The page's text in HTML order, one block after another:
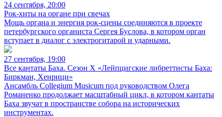
24 сентября, 20:00
Рок-хиты на органе при свечах
Мощь органа и энергия рок-сцены соединяются в проекте
петербургского органиста Сергея Буслова, в котором орган
вступает в диалог с электрогитарой и ударными.
27 сентября, 19:00
Все кантаты Баха. Сезон X «Лейпцигские либреттисты Баха:
Биркман, Хенрици»
Ансамбль Collegium Musicum под руководством Олега
Романенко продолжает масштабный цикл, в котором кантаты
Баха звучат в пространстве собора на исторических
инструментах.